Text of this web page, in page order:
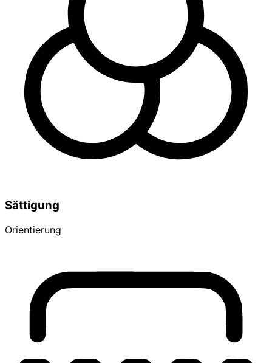
Sättigung
Orientierung